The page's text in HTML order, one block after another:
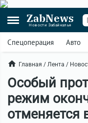
ZabNews
Новости Забайкалья
Спецоперация Авто
Главная / Лента /
Особый
режим
отменяется